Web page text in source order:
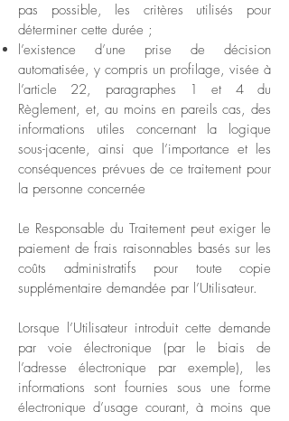
pas possible, les critères utilisés pour
déterminer cette durée ;
l’existence d’une prise de décision
automatisée, y compris un profilage, visée à
l’article 22, paragraphes 1 et 4 du
Règlement, et, au moins en pareils cas, des
informations utiles concernant la logique
sous-jacente, ainsi que l’importance et les
conséquences prévues de ce traitement pour
la personne concernée
Le Responsable du Traitement peut exiger le
paiement de frais raisonnables basés sur les
coûts administratifs pour toute copie
supplémentaire demandée par l’Utilisateur.
Lorsque l’Utilisateur introduit cette demande
par voie électronique (par le biais de
l’adresse électronique par exemple), les
informations sont fournies sous une forme
électronique d’usage courant, à moins que